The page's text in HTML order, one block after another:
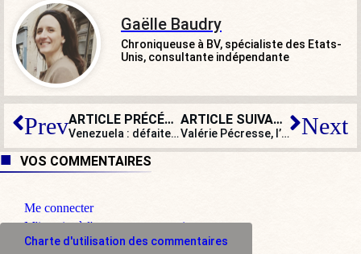
Gaëlle Baudry
Chroniqueuse à BV, spécialiste des Etats-
Unis, consultante indépendante
Prev ARTICLE PRÉCÉDENT
Venezuela : défaite historique des chávistes dans l’État de Barinas
ARTICLE SUIVANT
Valérie Pécresse, l’armée et les dealers : vous allez voir ce que vous allez voir… Next
VOS COMMENTAIRES
Me connecter
M'inscrire à l'espace commentaire
Charte d'utilisation des commentaires